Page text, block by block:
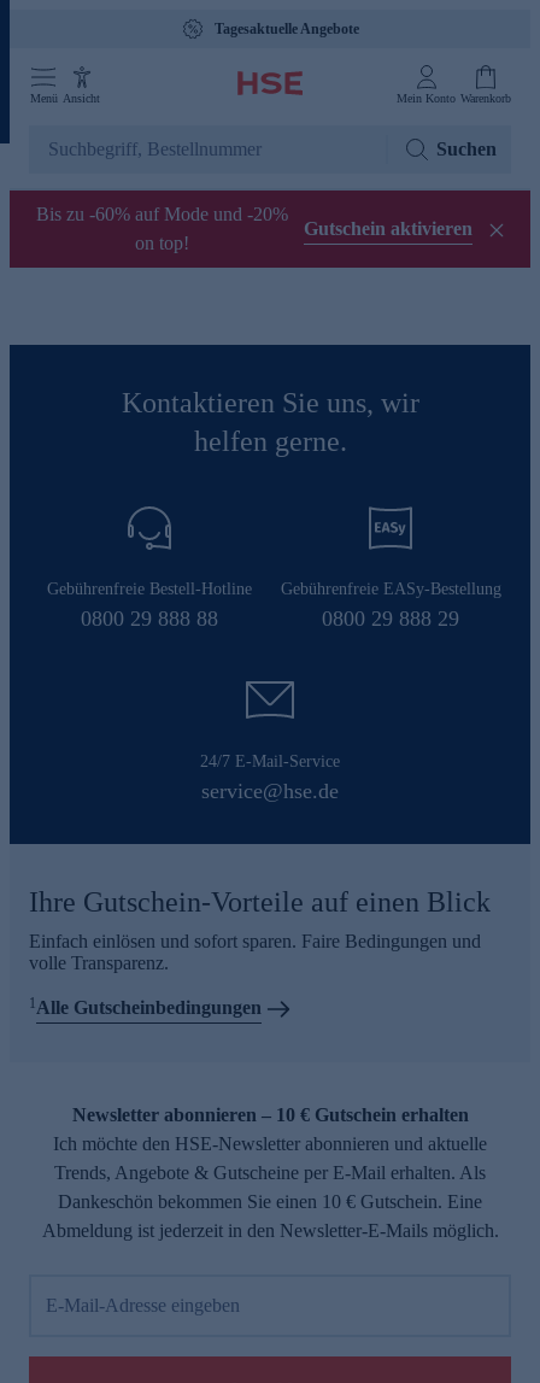
Tagesaktuelle Angebote
Menü Ansicht Mein Konto Warenkorb
Suchen
Bis zu -60% auf Mode und -20%
on top!
Gutschein aktivieren
Kontaktieren Sie uns, wir
helfen gerne.
Gebührenfreie Bestell-Hotline
0800 29 888 88
Gebührenfreie EASy-Bestellung
0800 29 888 29
24/7 E-Mail-Service
service@hse.de
Ihre Gutschein-Vorteile auf einen Blick
Einfach einlösen und sofort sparen. Faire Bedingungen und
volle Transparenz.
1Alle Gutscheinbedingungen
Newsletter abonnieren – 10 € Gutschein erhalten
Ich möchte den HSE-Newsletter abonnieren und aktuelle
Trends, Angebote & Gutscheine per E-Mail erhalten. Als
Dankeschön bekommen Sie einen 10 € Gutschein. Eine
Abmeldung ist jederzeit in den Newsletter-E-Mails möglich.
E-Mail-Adresse eingeben